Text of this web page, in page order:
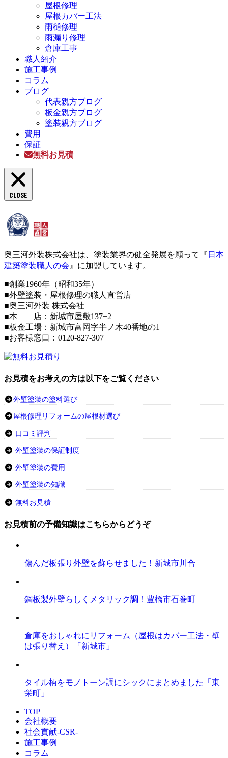
屋根修理
屋根カバー工法
雨樋修理
雨漏り修理
倉庫工事
職人紹介
施工事例
コラム
ブログ
代表親方ブログ
板金親方ブログ
塗装親方ブログ
費用
保証
無料お見積
CLOSE
奥三河外装株式会社は、塗装業界の健全発展を願って『 日本
建築塗装職人の会 』に加盟しています。
■創業1960年（昭和35年）
■外壁塗装・屋根修理の職人直営店
■奥三河外装 株式会社
■本 店：新城市屋敷137−2
■板金工場：新城市富岡字半ノ木40番地の1
■お客様窓口：0120-827-307
お見積をお考えの方は以下をご覧ください
外壁塗装の塗料選び
屋根修理リフォームの屋根材選び
口コミ評判
外壁塗装の保証制度
外壁塗装の費用
外壁塗装の知識
無料お見積
お見積前の予備知識はこちらからどうぞ
傷んだ板張り外壁を蘇らせました！新城市川合
鋼板製外壁らしくメタリック調！豊橋市石巻町
倉庫をおしゃれにリフォーム（屋根はカバー工法・壁
は張り替え）「新城市」
タイル柄をモノトーン調にシックにまとめました「東
栄町」
TOP
会社概要
社会貢献-CSR-
施工事例
コラム